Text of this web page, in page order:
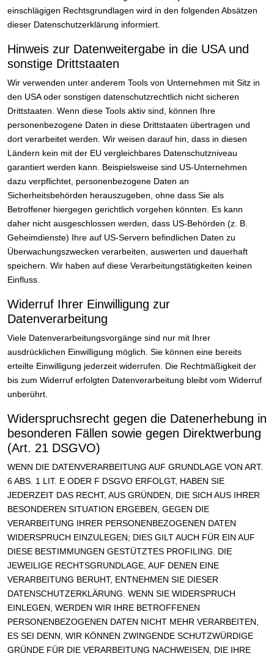
einschlägigen Rechtsgrundlagen wird in den folgenden Absätzen
dieser Datenschutzerklärung informiert.
Hinweis zur Datenweitergabe in die USA und
sonstige Drittstaaten
Wir verwenden unter anderem Tools von Unternehmen mit Sitz in
den USA oder sonstigen datenschutzrechtlich nicht sicheren
Drittstaaten. Wenn diese Tools aktiv sind, können Ihre
personenbezogene Daten in diese Drittstaaten übertragen und
dort verarbeitet werden. Wir weisen darauf hin, dass in diesen
Ländern kein mit der EU vergleichbares Datenschutzniveau
garantiert werden kann. Beispielsweise sind US-Unternehmen
dazu verpflichtet, personenbezogene Daten an
Sicherheitsbehörden herauszugeben, ohne dass Sie als
Betroffener hiergegen gerichtlich vorgehen könnten. Es kann
daher nicht ausgeschlossen werden, dass US-Behörden (z. B.
Geheimdienste) Ihre auf US-Servern befindlichen Daten zu
Überwachungszwecken verarbeiten, auswerten und dauerhaft
speichern. Wir haben auf diese Verarbeitungstätigkeiten keinen
Einfluss.
Widerruf Ihrer Einwilligung zur
Datenverarbeitung
Viele Datenverarbeitungsvorgänge sind nur mit Ihrer
ausdrücklichen Einwilligung möglich. Sie können eine bereits
erteilte Einwilligung jederzeit widerrufen. Die Rechtmäßigkeit der
bis zum Widerruf erfolgten Datenverarbeitung bleibt vom Widerruf
unberührt.
Widerspruchsrecht gegen die Datenerhebung in
besonderen Fällen sowie gegen Direktwerbung
(Art. 21 DSGVO)
WENN DIE DATENVERARBEITUNG AUF GRUNDLAGE VON ART.
6 ABS. 1 LIT. E ODER F DSGVO ERFOLGT, HABEN SIE
JEDERZEIT DAS RECHT, AUS GRÜNDEN, DIE SICH AUS IHRER
BESONDEREN SITUATION ERGEBEN, GEGEN DIE
VERARBEITUNG IHRER PERSONENBEZOGENEN DATEN
WIDERSPRUCH EINZULEGEN; DIES GILT AUCH FÜR EIN AUF
DIESE BESTIMMUNGEN GESTÜTZTES PROFILING. DIE
JEWEILIGE RECHTSGRUNDLAGE, AUF DENEN EINE
VERARBEITUNG BERUHT, ENTNEHMEN SIE DIESER
DATENSCHUTZERKLÄRUNG. WENN SIE WIDERSPRUCH
EINLEGEN, WERDEN WIR IHRE BETROFFENEN
PERSONENBEZOGENEN DATEN NICHT MEHR VERARBEITEN,
ES SEI DENN, WIR KÖNNEN ZWINGENDE SCHUTZWÜRDIGE
GRÜNDE FÜR DIE VERARBEITUNG NACHWEISEN, DIE IHRE